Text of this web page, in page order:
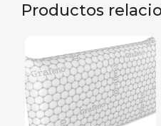
Productos